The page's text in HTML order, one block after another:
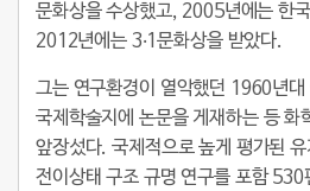
문화상을 수상했고, 2005년에는 한
2012년에는 3‧1문화상을 받았다.
그는 연구환경이 열악했던 1960년대
국제학술지에 논문을 게재하는 등 화
앞장섰다. 국제적으로 높게 평가된
전이상태 구조 규명 연구를 포함 530